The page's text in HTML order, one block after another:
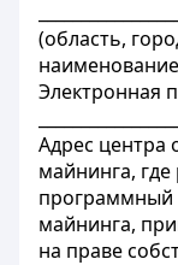
(область,
Электронная
Адрес центра
майнинга,
программный
майнинга,
на праве